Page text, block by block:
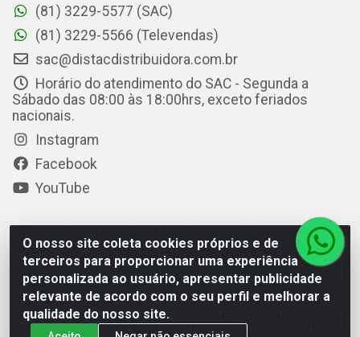
O nosso site coleta cookies próprios e de
terceiros para proporcionar uma experiência
personalizada ao usuário, apresentar publicidade
relevante de acordo com o seu perfil e melhorar a
qualidade do nosso site.
(81) 3229-5577 (SAC)
(81) 3229-5566 (Televendas)
sac@distacdistribuidora.com.br
Horário do atendimento do SAC - Segunda a
Sábado das 08:00 às 18:00hrs, exceto feriados
nacionais.
Instagram
Facebook
YouTube
Distac Distribuidora - Av. Durval de Góes Monteiro, 7049 -
Jardim Petrópolis - Maceió/AL - CEP 57061-000 - CNPJ
08.072.649/0001-20